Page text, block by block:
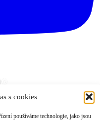
s cookies
používáme technologie, jako jsou